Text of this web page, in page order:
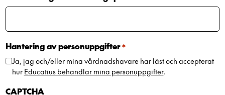
Hantering av personuppgifter*
Ja, jag och/eller mina vårdnadshavare har läst och accepterat
hur Educatius behandlar mina personuppgifter.
CAPTCHA